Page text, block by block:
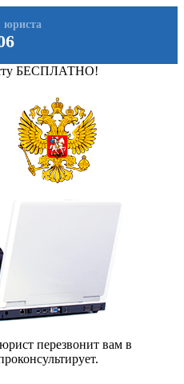
юриста
БЕСПЛАТНО!
перезвонит вам в